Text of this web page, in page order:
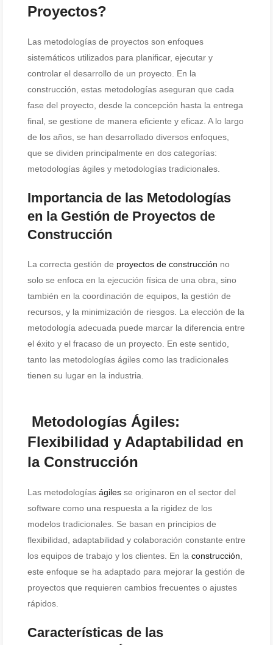
Proyectos?
Las metodologías de proyectos son enfoques
sistemáticos utilizados para planificar, ejecutar y
controlar el desarrollo de un proyecto. En la
construcción, estas metodologías aseguran que cada
fase del proyecto, desde la concepción hasta la entrega
final, se gestione de manera eficiente y eficaz. A lo largo
de los años, se han desarrollado diversos enfoques,
que se dividen principalmente en dos categorías:
metodologías ágiles y metodologías tradicionales.
Importancia de las Metodologías
en la Gestión de Proyectos de
Construcción
La correcta gestión de proyectos de construcción no
solo se enfoca en la ejecución física de una obra, sino
también en la coordinación de equipos, la gestión de
recursos, y la minimización de riesgos. La elección de la
metodología adecuada puede marcar la diferencia entre
el éxito y el fracaso de un proyecto. En este sentido,
tanto las metodologías ágiles como las tradicionales
tienen su lugar en la industria.
Metodologías Ágiles:
Flexibilidad y Adaptabilidad en
la Construcción
Las metodologías ágiles se originaron en el sector del
software como una respuesta a la rigidez de los
modelos tradicionales. Se basan en principios de
flexibilidad, adaptabilidad y colaboración constante entre
los equipos de trabajo y los clientes. En la construcción
este enfoque se ha adaptado para mejorar la gestión de
proyectos que requieren cambios frecuentes o ajustes
rápidos.
Características de las